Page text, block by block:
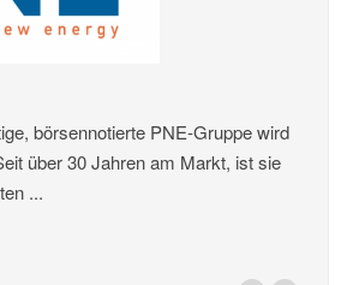
börsennotierte PNE-Gruppe wird
über 30 Jahren am Markt, ist sie
...